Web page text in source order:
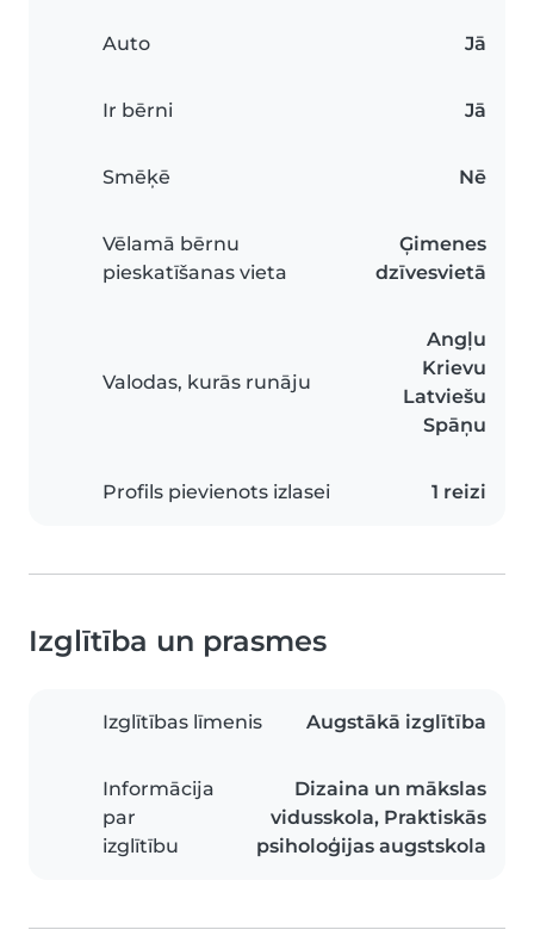
Auto Jā
Ir bērni Jā
Smēķē Nē
Vēlamā bērnu
pieskatīšanas vieta
Ģimenes
dzīvesvietā
Valodas, kurās runāju
Angļu
Krievu
Latviešu
Spāņu
Profils pievienots izlasei 1 reizi
Izglītība un prasmes
Izglītības līmenis Augstākā izglītība
Informācija
par
izglītību
Dizaina un mākslas
vidusskola, Praktiskās
psiholoģijas augstskola